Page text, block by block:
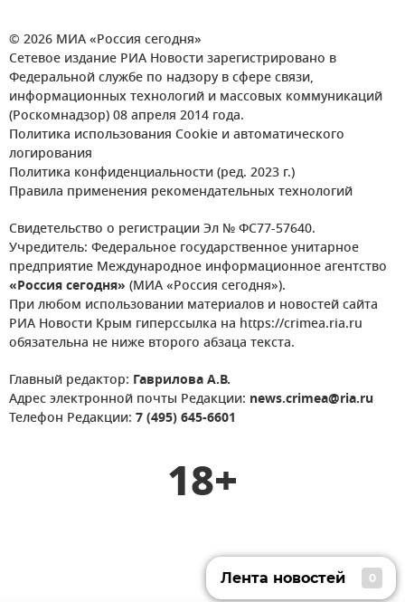
© 2026 МИА «Россия сегодня»
Сетевое издание РИА Новости зарегистрировано в
Федеральной службе по надзору в сфере связи,
информационных технологий и массовых коммуникаций
(Роскомнадзор) 08 апреля 2014 года.
Политика использования Cookie и автоматического
логирования
Политика конфиденциальности (ред. 2023 г.)
Правила применения рекомендательных технологий
Свидетельство о регистрации Эл № ФС77-57640.
Учредитель: Федеральное государственное унитарное
предприятие Международное информационное агентство
«Россия сегодня» (МИА «Россия сегодня»).
При любом использовании материалов и новостей сайта
РИА Новости Крым гиперссылка на https://crimea.ria.ru
обязательна не ниже второго абзаца текста.
Главный редактор: Гаврилова А.В.
Адрес электронной почты Редакции: news.crimea@ria.ru
Телефон Редакции: 7 (495) 645-6601
18+
Лента новостей 0